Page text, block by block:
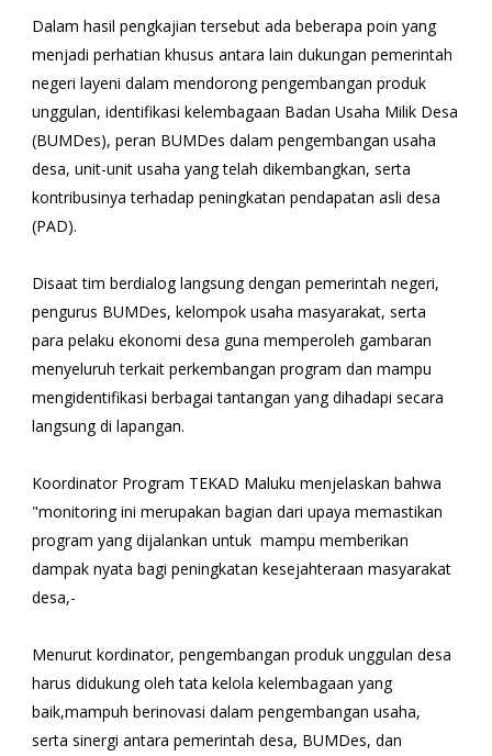
Dalam hasil pengkajian tersebut ada beberapa poin yang
menjadi perhatian khusus antara lain dukungan pemerintah
negeri layeni dalam mendorong pengembangan produk
unggulan, identifikasi kelembagaan Badan Usaha Milik Desa
(BUMDes), peran BUMDes dalam pengembangan usaha
desa, unit-unit usaha yang telah dikembangkan, serta
kontribusinya terhadap peningkatan pendapatan asli desa
(PAD).
Disaat tim berdialog langsung dengan pemerintah negeri,
pengurus BUMDes, kelompok usaha masyarakat, serta
para pelaku ekonomi desa guna memperoleh gambaran
menyeluruh terkait perkembangan program dan mampu
mengidentifikasi berbagai tantangan yang dihadapi secara
langsung di lapangan.
Koordinator Program TEKAD Maluku menjelaskan bahwa
"monitoring ini merupakan bagian dari upaya memastikan
program yang dijalankan untuk mampu memberikan
dampak nyata bagi peningkatan kesejahteraan masyarakat
desa,-
Menurut kordinator, pengembangan produk unggulan desa
harus didukung oleh tata kelola kelembagaan yang
baik,mampuh berinovasi dalam pengembangan usaha,
serta sinergi antara pemerintah desa, BUMDes, dan